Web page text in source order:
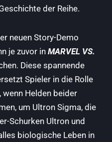
der Reihe.
neuen Story-Demo
je zuvor inMARVEL VS.
Diese spannende
Spieler in die Rolle
Helden beider
um Ultron Sigma, die
Schurken Ultron und
biologische Leben in